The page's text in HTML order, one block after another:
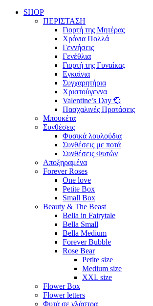
SHOP
ΠΕΡΙΣΤΑΣΗ
Γιορτή της Μητέρας
Χρόνια Πολλά
Γεννήσεις
Γενέθλια
Γιορτή της Γυναίκας
Εγκαίνια
Συγχαρητήρια
Χριστούγεννα
Valentine’s Day 💞
Πασχαλινές Προτάσεις
Μπουκέτα
Συνθέσεις
Φυσικά λουλούδια
Συνθέσεις με ποτά
Συνθέσεις Φυτών
Αποξηραμένα
Forever Roses
One love
Petite Box
Small Box
Beauty & The Beast
Bella in Fairytale
Bella Small
Bella Medium
Forever Bubble
Rose Bear
Petite size
Medium size
XXL size
Flower Box
Flower letters
Φυτά σε γλάστρα